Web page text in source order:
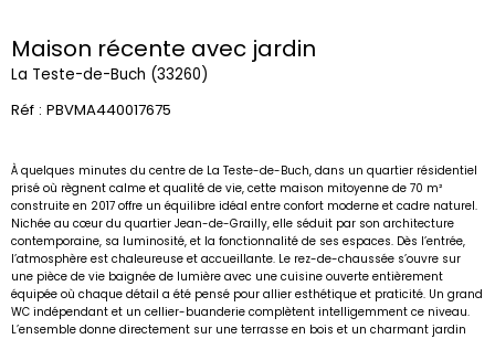
Maison récente avec jardin
La Teste-de-Buch (33260)
Réf : PBVMA440017675
À quelques minutes du centre de La Teste-de-Buch, dans un quartier résidentiel
prisé où règnent calme et qualité de vie, cette maison mitoyenne de 70 m²
construite en 2017 offre un équilibre idéal entre confort moderne et cadre naturel.
Nichée au cœur du quartier Jean-de-Grailly, elle séduit par son architecture
contemporaine, sa luminosité, et la fonctionnalité de ses espaces. Dès l’entrée,
l’atmosphère est chaleureuse et accueillante. Le rez-de-chaussée s’ouvre sur
une pièce de vie baignée de lumière avec une cuisine ouverte entièrement
équipée où chaque détail a été pensé pour allier esthétique et praticité. Un grand
WC indépendant et un cellier-buanderie complètent intelligemment ce niveau.
L’ensemble donne directement sur une terrasse en bois et un charmant jardin